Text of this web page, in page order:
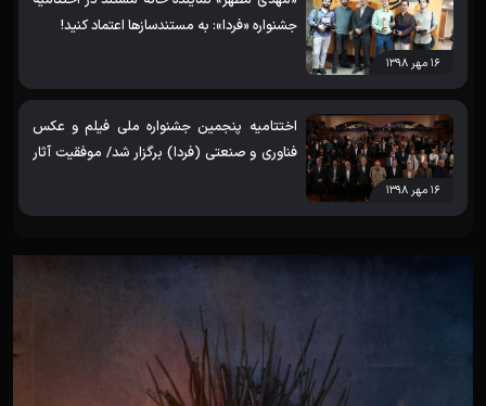
۱۶ مهر ۱۳۹۸
جشنواره «فردا»: به مستندسازها اعتماد کنید!
۱۶ مهر ۱۳۹۸
اختتامیه پنجمین جشنواره ملی فیلم و عکس
فناوری و صنعتی (فردا) برگزار شد/ موفقیت آثار